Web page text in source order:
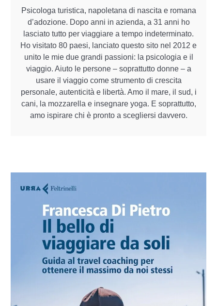
Psicologa turistica, napoletana di nascita e romana
d’adozione. Dopo anni in azienda, a 31 anni ho
lasciato tutto per viaggiare a tempo indeterminato.
Ho visitato 80 paesi, lanciato questo sito nel 2012 e
unito le mie due grandi passioni: la psicologia e il
viaggio. Aiuto le persone – soprattutto donne – a
usare il viaggio come strumento di crescita
personale, autenticità e libertà. Amo il mare, il sud, i
cani, la mozzarella e insegnare yoga. E soprattutto,
amo ispirare chi è pronto a scegliersi davvero.